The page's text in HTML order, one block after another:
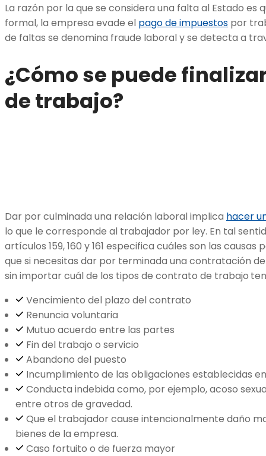
La razón por la que se considera una falta al Estado es
formal, la empresa evade el pago de impuestos por
de faltas se denomina fraude laboral y se detecta a
¿Cómo se puede
de trabajo?
Dar por culminada una relación laboral implica hacer
lo que le corresponde al trabajador por ley. En tal
artículos 159, 160 y 161 especifica cuáles son las
que si necesitas dar por terminada una contratación
sin importar cuál de los tipos de contrato de trabajo
Vencimiento del plazo del contrato
Renuncia voluntaria
Mutuo acuerdo entre las partes
Fin del trabajo o servicio
Abandono del puesto
Incumplimiento de las obligaciones establecidas
Conducta indebida como, por ejemplo, acoso
entre otros de gravedad.
Que el trabajador cause intencionalmente daño
bienes de la empresa.
Caso fortuito o de fuerza mayor